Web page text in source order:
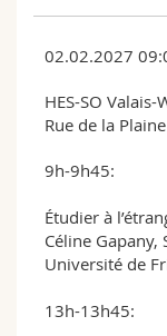
02.02.2027
HES-SO Valais-
Rue de la
9h-9h45:
Étudier à
Céline
Université de
13h-13h45: